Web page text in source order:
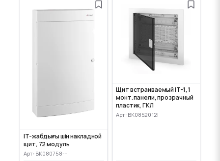
IT-жабдығы үшін накладной
щит, 72 модуль
Арт: BK080758--
Щит встраиваемый IT-1, 1
монт. панели, прозрачный
пластик, ГКЛ
Арт: BK0852012I